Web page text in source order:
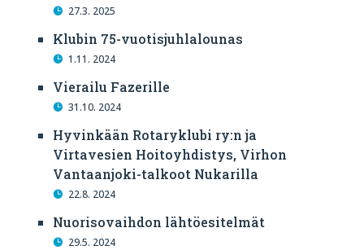
27.3. 2025
Klubin 75-vuotisjuhlalounas
1.11. 2024
Vierailu Fazerille
31.10. 2024
Hyvinkään Rotaryklubi ry:n ja
Virtavesien Hoitoyhdistys, Virhon
Vantaanjoki-talkoot Nukarilla
22.8. 2024
Nuorisovaihdon lähtöesitelmät
29.5. 2024